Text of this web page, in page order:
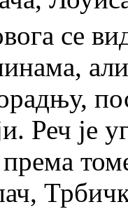
се
Реч je
према